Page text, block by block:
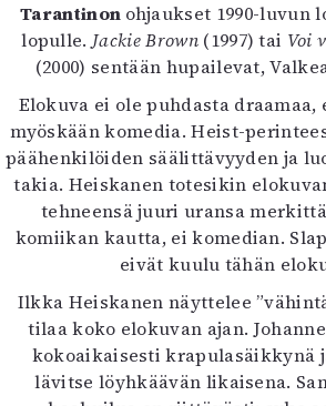
Tarantinon ohjaukset 1990-luvun
lopulle. Jackie Brown(1997) tai Voi
(2000) sentään hupailevat,
Elokuva ei ole puhdasta
myöskään komedia. Heist-
päähenkilöiden säälittävyyden ja
takia. Heiskanen totesikin
tehneensä juuri uransa
komiikan kautta, ei komedian.
eivät kuulu tähän
Ilkka Heiskanen näyttelee
tilaa koko elokuvan ajan.
kokoaikaisesti krapulasäikkynä
lävitse löyhkäävän likaisena.